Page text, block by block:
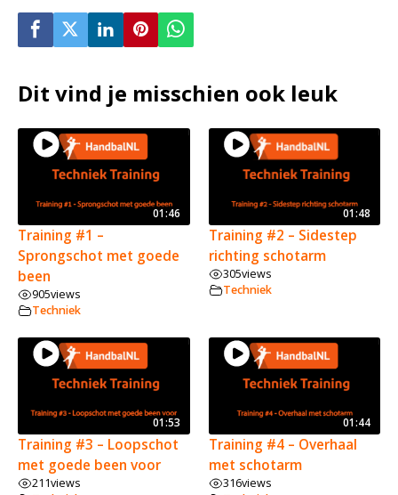
Dit vind je misschien ook leuk
01:46
Training #1 –
Sprongschot met goede
been
905views
Techniek
01:48
Training #2 – Sidestep
richting schotarm
305views
Techniek
01:53
Training #3 – Loopschot
met goede been voor
211views
01:44
Training #4 – Overhaal
met schotarm
316views